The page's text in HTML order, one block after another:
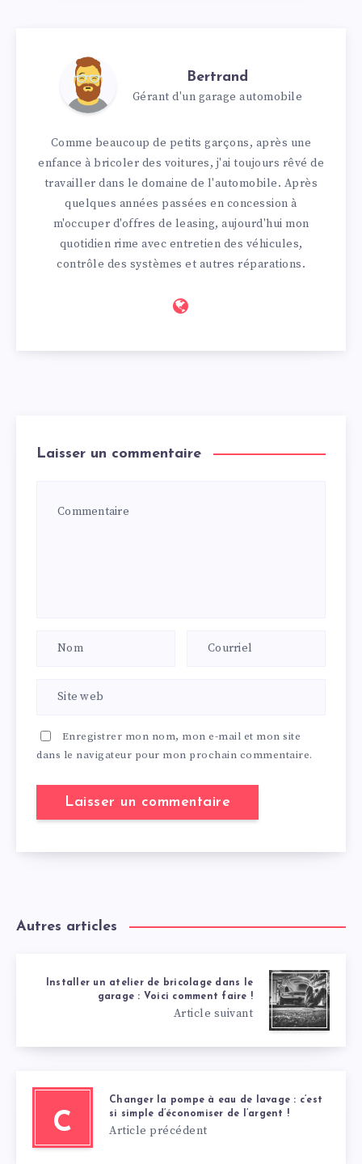
Bertrand
Gérant d'un garage automobile
Comme beaucoup de petits garçons, après une
enfance à bricoler des voitures, j'ai toujours rêvé de
travailler dans le domaine de l'automobile. Après
quelques années passées en concession à
m'occuper d'offres de leasing, aujourd'hui mon
quotidien rime avec entretien des véhicules,
contrôle des systèmes et autres réparations.
Laisser un commentaire
Enregistrer mon nom, mon e-mail et mon site
dans le navigateur pour mon prochain commentaire.
Autres articles
Installer un atelier de bricolage dans le
garage : Voici comment faire !
Article suivant
C
Changer la pompe à eau de lavage : c’est
si simple d’économiser de l’argent !
Article précédent